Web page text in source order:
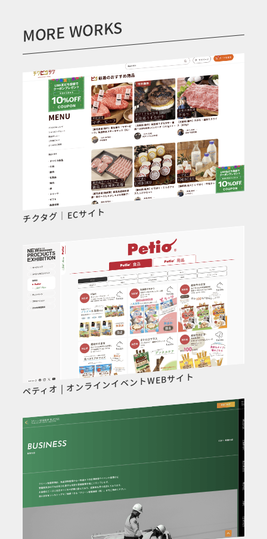
MORE WORKS
チクタグ｜ECサイト
ペティオ | オンラインイベントWEBサイト